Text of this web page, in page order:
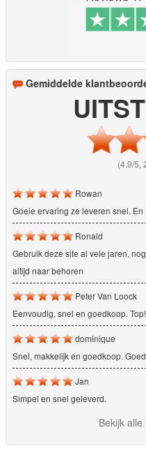
Gemiddelde
(4.9/5,
Rowan
Goeie ervaring ze leveren snel.
Ronald
Gebruik deze site al vele jaren,
altijd naar behoren
Peter Van Loock
Eenvoudig, snel en goedkoop. Top!
dominique
Snel, makkelijk en goedkoop.
Jan
Simpel en snel geleverd.
Bekijk